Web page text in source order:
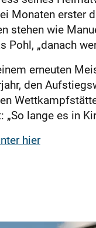
Monaten erster
stehen wie
Pohl, „danach
erneuten
den
lange es in
hier